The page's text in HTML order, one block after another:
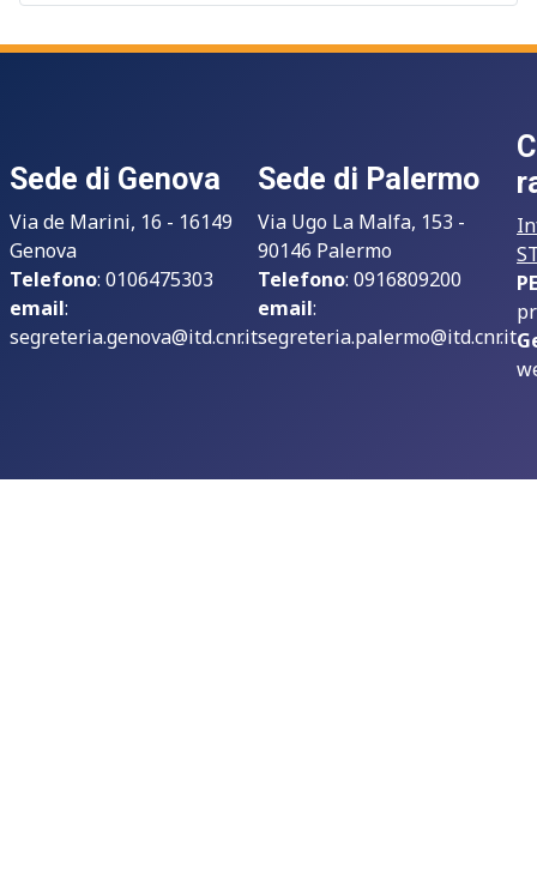
Sede di Genova
Via de Marini, 16 - 16149
Genova
Telefono: 0106475303
email:
segreteria.genova@itd.cnr.it
Sede di Palermo
Via Ugo La Malfa, 153 -
90146 Palermo
Telefono: 0916809200
email:
segreteria.palermo@itd.cnr.it